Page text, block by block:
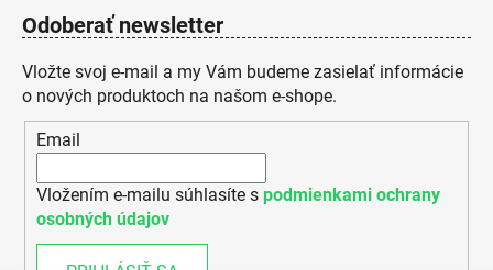
Odoberať newsletter
Vložte svoj e-mail a my Vám budeme zasielať informácie
o nových produktoch na našom e-shope.
Email
Vložením e-mailu súhlasíte s podmienkami ochrany
osobných údajov